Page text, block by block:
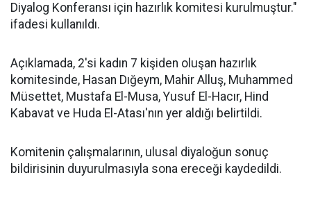
Diyalog Konferansı için hazırlık komitesi kurulmuştur."
ifadesi kullanıldı.
Açıklamada, 2'si kadın 7 kişiden oluşan hazırlık
komitesinde, Hasan Dığeym, Mahir Alluş, Muhammed
Müsettet, Mustafa El-Musa, Yusuf El-Hacır, Hind
Kabavat ve Huda El-Atası'nın yer aldığı belirtildi.
Komitenin çalışmalarının, ulusal diyaloğun sonuç
bildirisinin duyurulmasıyla sona ereceği kaydedildi.